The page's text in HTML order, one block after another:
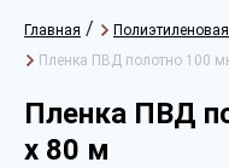
Главная /
Пленка ПВД полотно 100
Пленка ПВД
х 80 м